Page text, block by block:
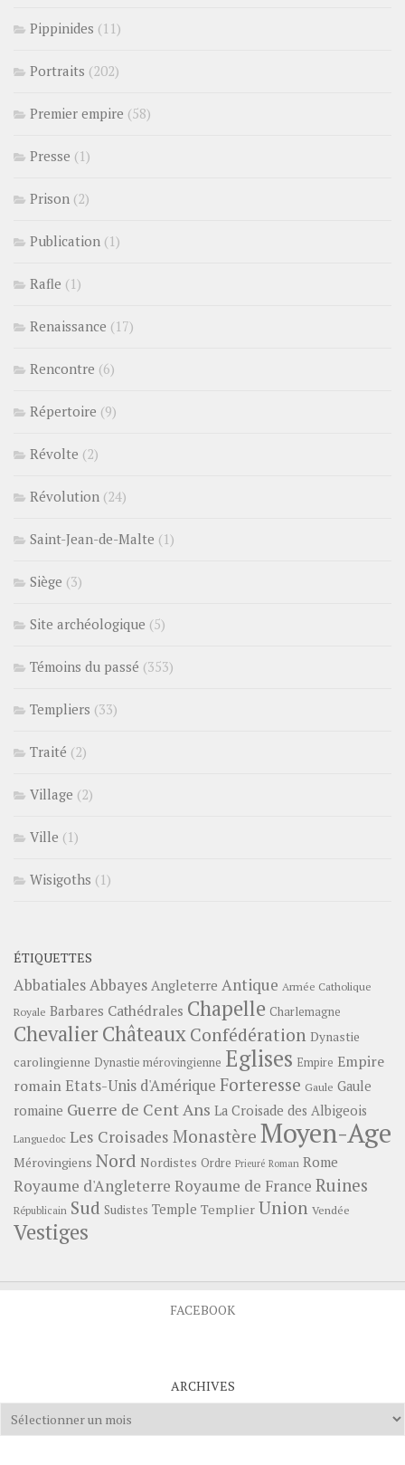
Pippinides (11)
Portraits (202)
Premier empire (58)
Presse (1)
Prison (2)
Publication (1)
Rafle (1)
Renaissance (17)
Rencontre (6)
Répertoire (9)
Révolte (2)
Révolution (24)
Saint-Jean-de-Malte (1)
Siège (3)
Site archéologique (5)
Témoins du passé (353)
Templiers (33)
Traité (2)
Village (2)
Ville (1)
Wisigoths (1)
ÉTIQUETTES
AbbatialesAbbayes Angleterre Antique Armée Catholique
Royale Barbares Cathédrales Chapelle Charlemagne
ChevalierChâteauxConfédération Dynastie
carolingienne Dynastie mérovingienne Eglises Empire Empire
romainEtats-Unis d'Amérique Forteresse Gaule Gaule
romaine Guerre de Cent Ans La Croisade des Albigeois
Languedoc Les Croisades Monastère Moyen-Age
Mérovingiens Nord Nordistes Ordre Prieuré Roman Rome
Royaume d'Angleterre Royaume de France Ruines
Républicain Sud Sudistes Temple Templier Union Vendée
Vestiges
FACEBOOK
ARCHIVES
Archives